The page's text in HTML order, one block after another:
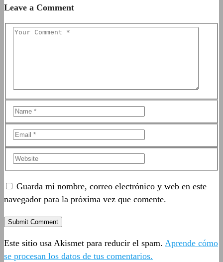
Leave a Comment
Guarda mi nombre, correo electrónico y web en este
navegador para la próxima vez que comente.
Este sitio usa Akismet para reducir el spam. Aprende cómo
se procesan los datos de tus comentarios.